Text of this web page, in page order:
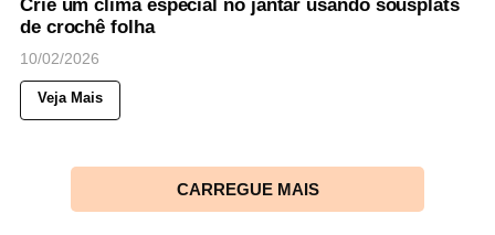
Crie um clima especial no jantar usando sousplats
de crochê folha
10/02/2026
Veja Mais
CARREGUE MAIS